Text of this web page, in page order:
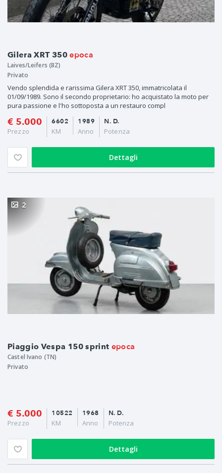
Gilera XRT 350 epoca
Laives/Leifers (BZ)
Privato
Vendo splendida e rarissima Gilera XRT 350, immatricolata il
01/09/1989. Sono il secondo proprietario: ho acquistato la moto per
pura passione e l'ho sottoposta a un restauro compl
€ 5.000
Prezzo
1989
Anno
6602
KM
N. D.
Potenza
Dettagli
Piaggio Vespa 150 sprint epoca
2
Castel Ivano (TN)
Privato
€ 5.000
Prezzo
1968
Anno
10522
KM
N. D.
Potenza
Dettagli